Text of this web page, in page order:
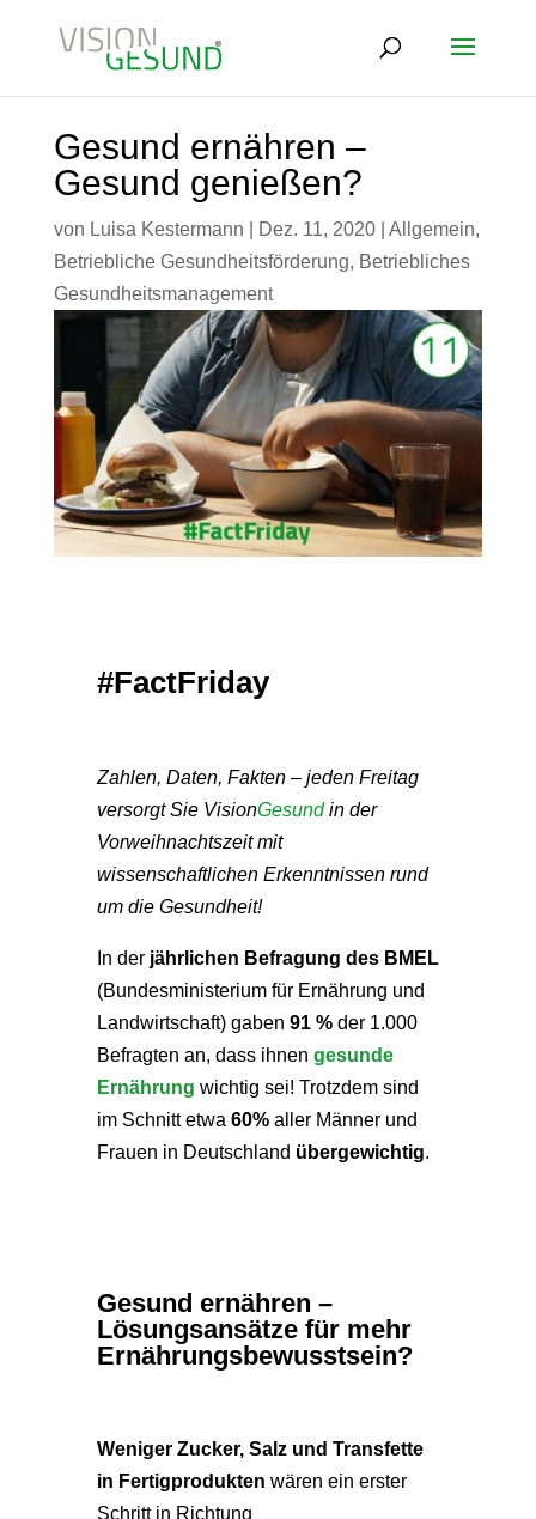
Gesund ernähren –
Gesund genießen?
von Luisa Kestermann Dez. 11, 2020| Allgemein,
Betriebliche Gesundheitsförderung, Betriebliches
Gesundheitsmanagement
#FactFriday
Zahlen, Daten, Fakten – jeden Freitag
versorgt Sie VisionGesundin der
Vorweihnachtszeit mit
wissenschaftlichen Erkenntnissen rund
um die Gesundheit!
In derjährlichen Befragung des BMEL
(Bundesministerium für Ernährung und
Landwirtschaft) gaben 91 %der 1.000
Befragten an, dass ihnen gesunde
Ernährung wichtig sei! Trotzdem sind
im Schnitt etwa 60%aller Männer und
Frauen in Deutschland übergewichtig.
Gesund ernähren –
Lösungsansätze für mehr
Ernährungsbewusstsein?
Weniger Zucker, Salz und Transfette
in Fertigprodukten wären ein erster
Schritt in Richtung